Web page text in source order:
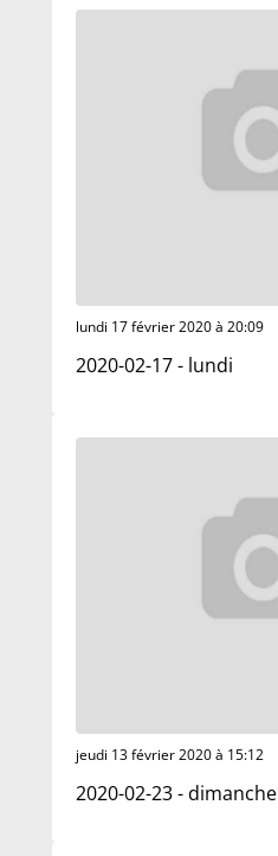
lundi 17 février 2020 à 20:09
2020-02-17 - lundi
jeudi 13 février 2020 à 15:12
2020-02-23 - dimanche